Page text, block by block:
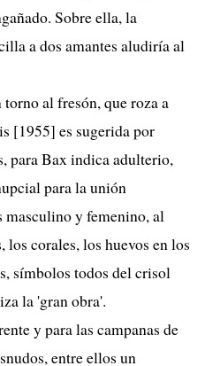
Sobre ella, la
a dos amantes aludiría al
al fresón, que roza a
[1955] es sugerida por
para Bax indica adulterio,
para la unión
y femenino, al
corales, los huevos en los
símbolos todos del crisol
la 'gran obra'.
y para las campanas de
entre ellos un